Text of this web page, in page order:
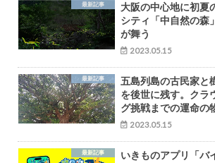
最新記事
大阪の中心地に初夏
シティ「中自然の森
が舞う
2023.05.15
最新記事
五島列島の古民家と
を後世に残す。クラ
グ挑戦までの運命の
2023.05.15
最新記事
いきものアプリ「バ